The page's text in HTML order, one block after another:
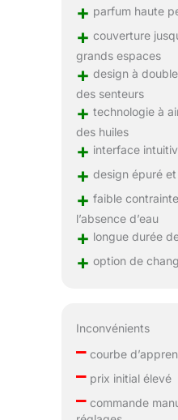
+ parfum haute
+ couverture
grands espaces
+ design à
des senteurs
+ technologie à
des huiles
+ interface
+ design épuré
+ faible
l’absence d’eau
+ longue durée
+ option de
Inconvénients
–courbe
–prix initial élevé
–commande